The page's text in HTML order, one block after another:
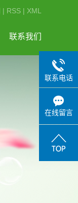
| RSS | XML
联系我们
联系电话
在线留言